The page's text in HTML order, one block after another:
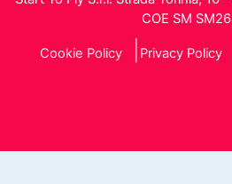
COE SM
Cookie Policy Privacy Policy